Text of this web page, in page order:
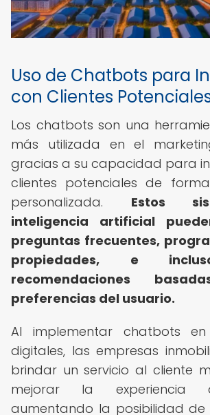
Uso de Chatbots para
con Clientes
Los chatbots son una
más utilizada en el
gracias a su capacidad para
clientes potenciales de
personalizada. Estos
inteligencia artificial
preguntas frecuentes,
propiedades, e
recomendaciones
preferencias del usuario.
Al implementar chatbots
digitales, las empresas
brindar un servicio al cliente
mejorar la experiencia
aumentando la posibilidad de